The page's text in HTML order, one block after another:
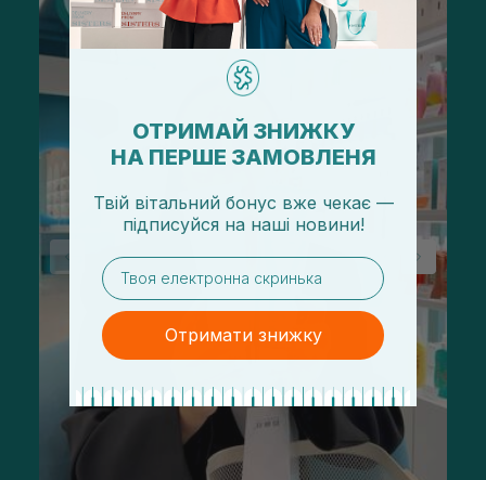
ОТРИМАЙ ЗНИЖКУ
НА ПЕРШЕ ЗАМОВЛЕНЯ
Твій вітальний бонус вже чекає —
підписуйся на наші новини!
email
Отримати знижку